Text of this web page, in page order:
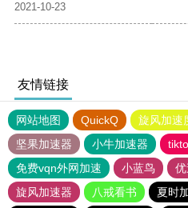
2021-10-23
友情链接
网站地图 QuickQ 旋风加速
坚果加速器
小牛加速器
免费vqn外网加速
小蓝鸟
旋风加速器
八戒看书 夏时